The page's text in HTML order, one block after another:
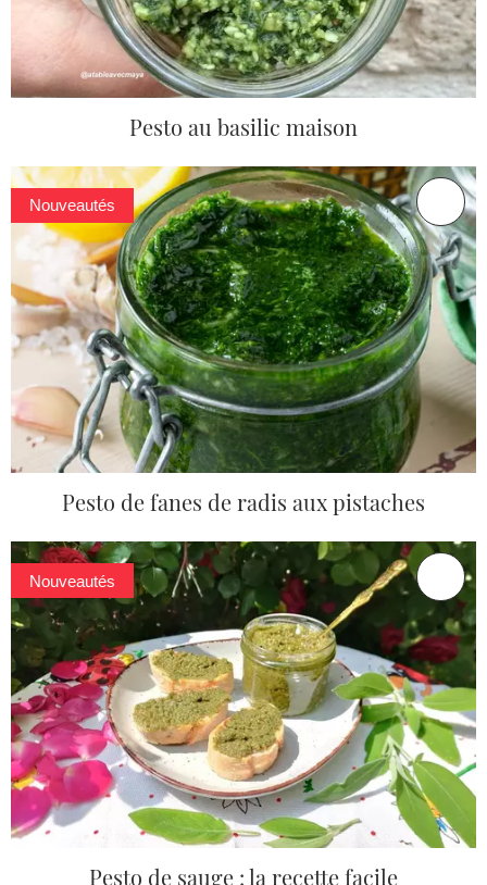
Pesto au basilic maison
Nouveautés
Pesto de fanes de radis aux pistaches
Nouveautés
Pesto de sauge : la recette facile